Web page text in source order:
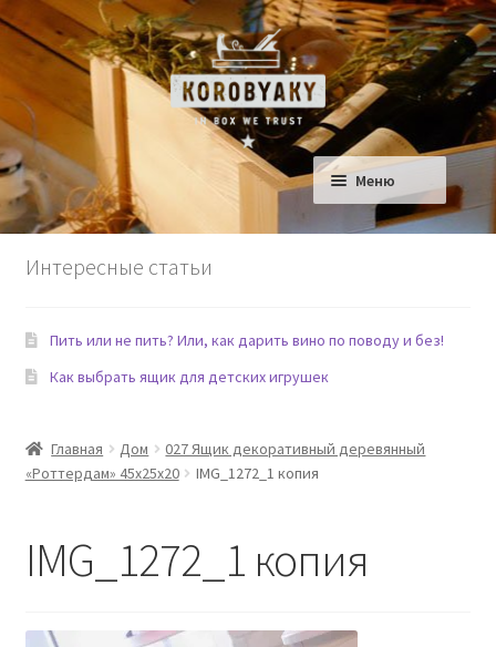
Перейти
навигации
Перейти
содержимому
Меню
Ящики для Дома
Сад
Домашние любимцы
Интересные статьи
Пить или не пить? Или, как дарить вино по поводу и без!
Как выбрать ящик для детских игрушек
Главная Дом
027 Ящик декоративный деревянный
«Роттердам» 45х25х20
IMG_1272_1 копия
IMG_1272_1 копия